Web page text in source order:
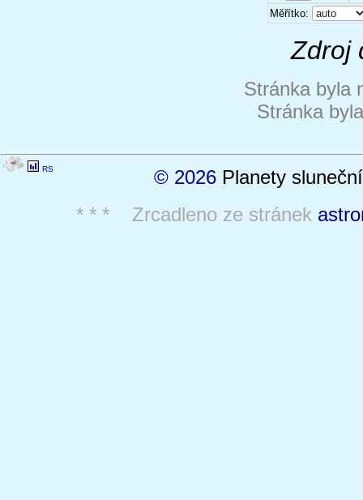
Měřítko:
Zdroj
Stránka byla
Stránka
RS © 2026 Planety
* * * Zrcadleno ze stránek